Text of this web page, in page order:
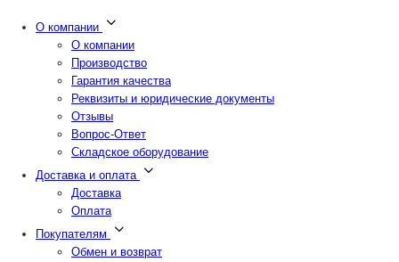
О компании
О компании
Производство
Гарантия качества
Реквизиты и юридические документы
Отзывы
Вопрос-Ответ
Складское оборудование
Доставка и оплата
Доставка
Оплата
Покупателям
Обмен и возврат